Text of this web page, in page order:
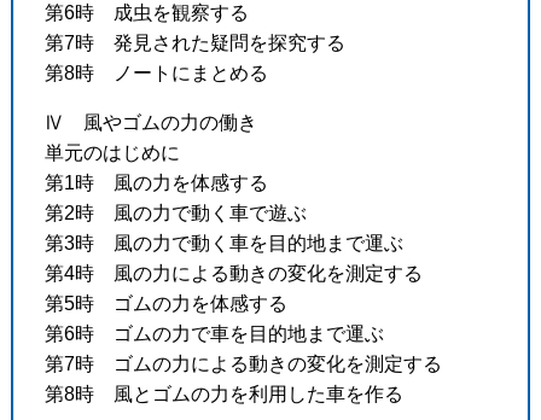
第6時 成虫を観察する
第7時 発見された疑問を探究する
第8時 ノートにまとめる
Ⅳ 風やゴムの力の働き
単元のはじめに
第1時 風の力を体感する
第2時 風の力で動く車で遊ぶ
第3時 風の力で動く車を目的地まで運ぶ
第4時 風の力による動きの変化を測定する
第5時 ゴムの力を体感する
第6時 ゴムの力で車を目的地まで運ぶ
第7時 ゴムの力による動きの変化を測定する
第8時 風とゴムの力を利用した車を作る